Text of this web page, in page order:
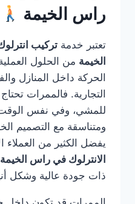
راس الخيمة
تعتبر خدمة تركيب
الخيمة من الحلول
الحركة داخل المنازل
التجارية. فالممرات
للمشي، وفي نفس
ومتناسقة مع التصميم
يفضل الكثير من العملاء
الانترلوك في راس الخيمة
ذات جودة عالية وشكل